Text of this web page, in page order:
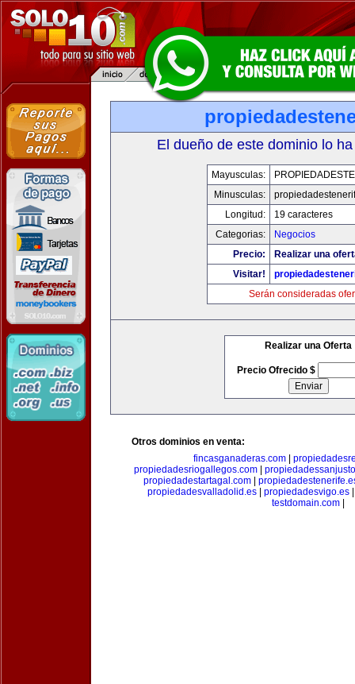
El dueño de este dominio lo
Mayusculas:
Minusculas:
Longitud:
19 caracteres
Categorias:
Negocios
Precio:
Realizar una
Visitar!
Serán consideradas
Realizar una Oferta
Precio Ofrecido $
Otros dominios en venta:
fincasganaderas.com|
propiedadesriogallegos.com|
propiedadestartagal.com|
propiedadesvalladolid.es
propiedadesvigo.es
testdomain.com